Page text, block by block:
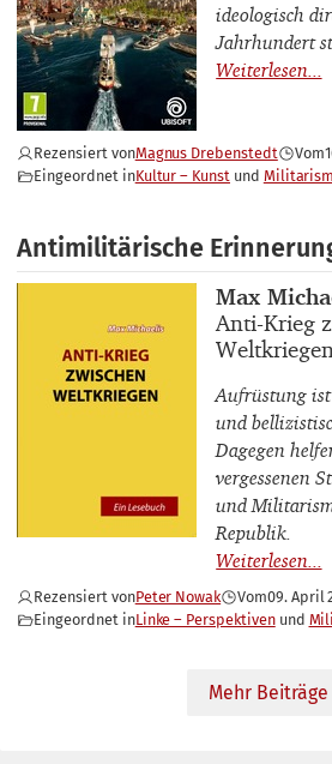
ideologisch
Jahrhundert
Rezensiert vonMagnus Drebenstedt Vom
Eingeordnet inKultur – Kunst
Antimilitärische
Max
Buchtitel
Anti-Krieg
Aufrüstung
und
Dagegen
vergessenen
und
Republik.
Rezensiert vonPeter Nowak Vom09. April
Eingeordnet inLinke – Perspektiven
Mehr Beiträge